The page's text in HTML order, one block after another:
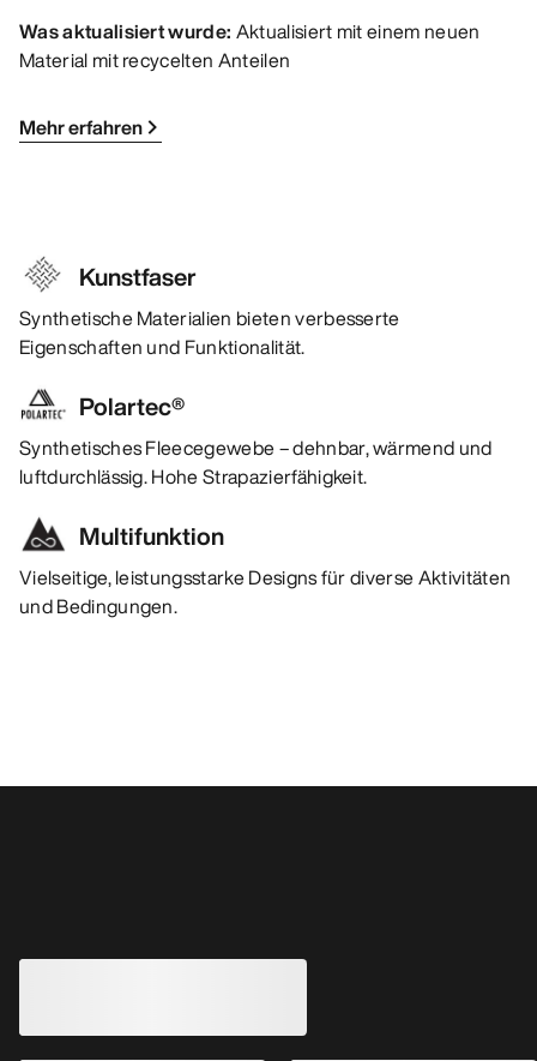
Was aktualisiert wurde: Aktualisiert mit einem neuen
Material mit recycelten Anteilen
Mehr erfahren
Kunstfaser
Synthetische Materialien bieten verbesserte
Eigenschaften und Funktionalität.
Polartec®
Synthetisches Fleecegewebe – dehnbar, wärmend und
luftdurchlässig. Hohe Strapazierfähigkeit.
Multifunktion
Vielseitige, leistungsstarke Designs für diverse Aktivitäten
und Bedingungen.